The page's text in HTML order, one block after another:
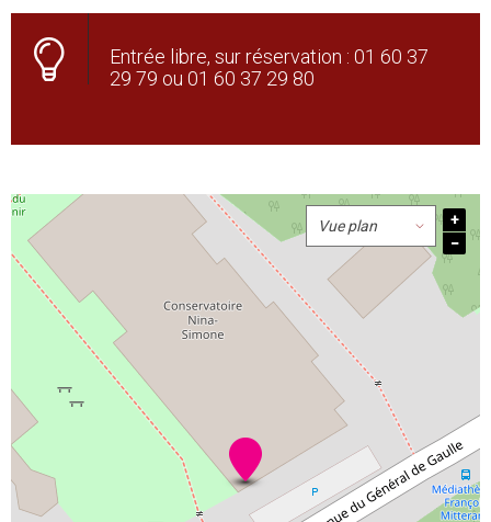
Entrée libre, sur réservation : 01 60 37
29 79 ou 01 60 37 29 80
+
−